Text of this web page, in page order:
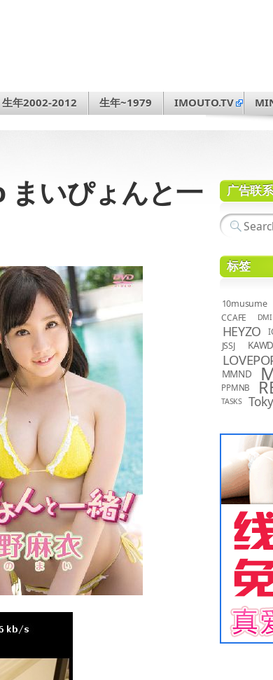
生年2002-2012 生年~1979 IMOUTO.TV
まいぴょんと一 广告联
标签
10musume
CCAFE DMI
HEYZO
JSSJ KAWD
MMND
PPMNB
TASKS